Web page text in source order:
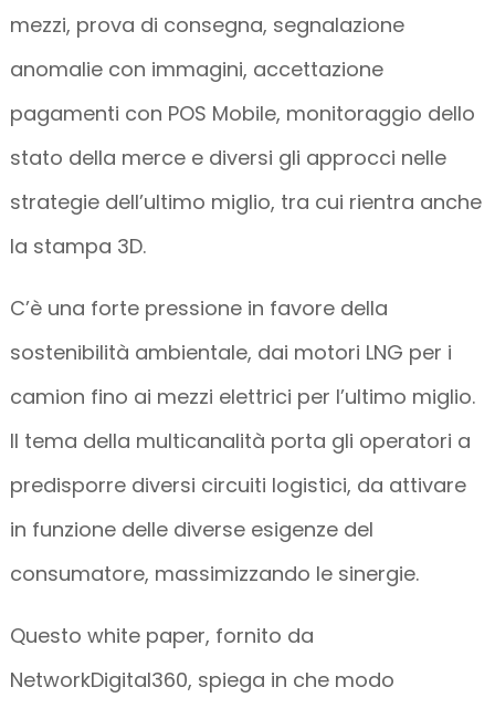
mezzi, prova di consegna, segnalazione
anomalie con immagini, accettazione
pagamenti con POS Mobile, monitoraggio dello
stato della merce e diversi gli approcci nelle
strategie dell’ultimo miglio, tra cui rientra anche
la stampa 3D.
C’è una forte pressione in favore della
sostenibilità ambientale, dai motori LNG per i
camion fino ai mezzi elettrici per l’ultimo miglio.
Il tema della multicanalità porta gli operatori a
predisporre diversi circuiti logistici, da attivare
in funzione delle diverse esigenze del
consumatore, massimizzando le sinergie.
Questo white paper, fornito da
NetworkDigital360, spiega in che modo